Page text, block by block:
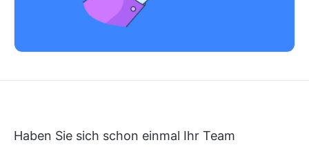
Haben Sie sich schon einmal Ihr Team